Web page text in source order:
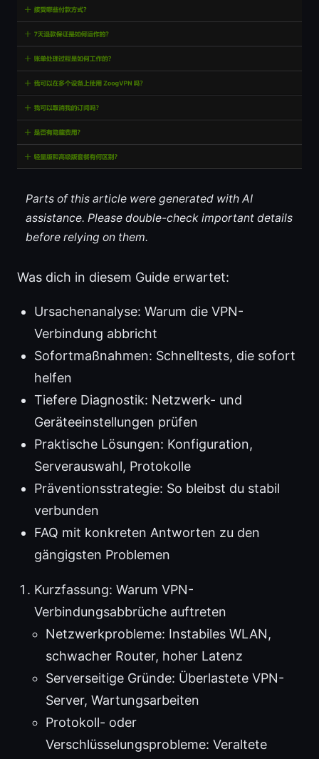
Parts of this article were generated with AI
assistance. Please double-check important details
before relying on them.
Was dich in diesem Guide erwartet:
Ursachenanalyse: Warum die VPN-
Verbindung abbricht
Sofortmaßnahmen: Schnelltests, die sofort
helfen
Tiefere Diagnostik: Netzwerk- und
Geräteeinstellungen prüfen
Praktische Lösungen: Konfiguration,
Serverauswahl, Protokolle
Präventionsstrategie: So bleibst du stabil
verbunden
FAQ mit konkreten Antworten zu den
gängigsten Problemen
Kurzfassung: Warum VPN-
Verbindungsabbrüche auftreten
Netzwerkprobleme: Instabiles WLAN,
schwacher Router, hoher Latenz
Serverseitige Gründe: Überlastete VPN-
Server, Wartungsarbeiten
Protokoll- oder
Verschlüsselungsprobleme: Veraltete